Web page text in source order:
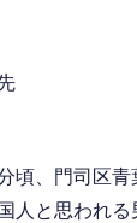
頃、門司区
人と思われる